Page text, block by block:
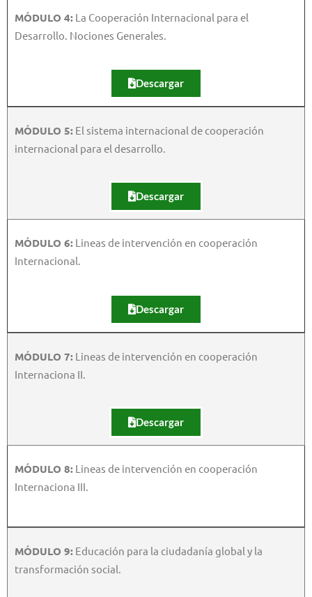
MÓDULO 4: La Cooperación Internacional para el
Desarrollo. Nociones Generales.
Descargar
MÓDULO 5: El sistema internacional de cooperación
internacional para el desarrollo.
Descargar
MÓDULO 6: Lineas de intervención en cooperación
Internacional.
Descargar
MÓDULO 7: Lineas de intervención en cooperación
Internaciona II.
Descargar
MÓDULO 8: Lineas de intervención en cooperación
Internaciona III.
MÓDULO 9: Educación para la ciudadanía global y la
transformación social.